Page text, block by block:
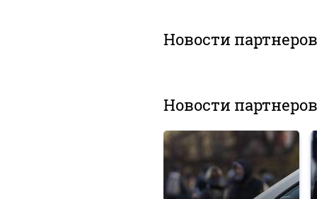
Новости партнеров
Новости партнеров